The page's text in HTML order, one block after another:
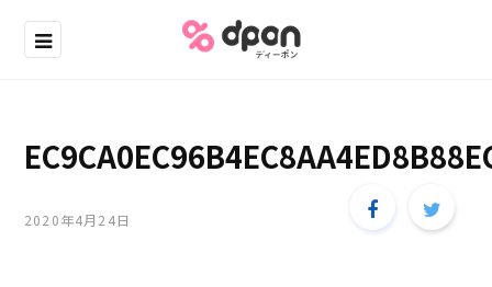
2020年4月24日